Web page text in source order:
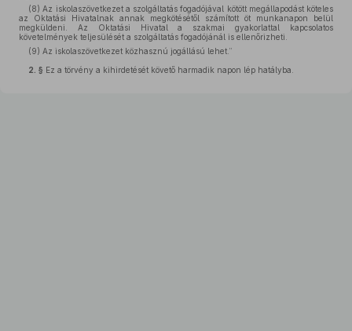
(8) Az iskolaszövetkezet a szolgáltatás fogadójával kötött megállapodást köteles
az Oktatási Hivatalnak annak megkötésétől számított öt munkanapon belül
megküldeni. Az Oktatási Hivatal a szakmai gyakorlattal kapcsolatos
követelmények teljesülését a szolgáltatás fogadójánál is ellenőrizheti.
(9) Az iskolaszövetkezet közhasznú jogállású lehet.”
2. § Ez a törvény a kihirdetését követő harmadik napon lép hatályba.